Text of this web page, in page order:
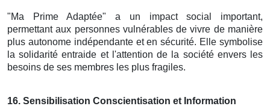
"Ma Prime Adaptée" a un impact social important,
permettant aux personnes vulnérables de vivre de manière
plus autonome indépendante et en sécurité. Elle symbolise
la solidarité entraide et l'attention de la société envers les
besoins de ses membres les plus fragiles.
16. Sensibilisation Conscientisation et Information